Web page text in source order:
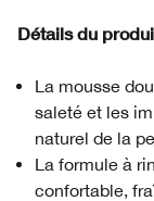
Détails du
La mousse
saleté et les
naturel de la
La formule à
confortable,